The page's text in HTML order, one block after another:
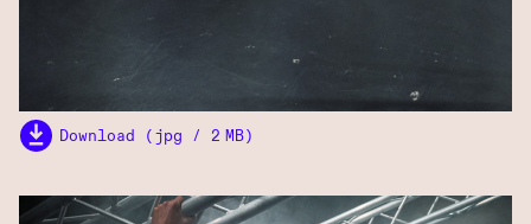
Download (jpg / 2 MB)